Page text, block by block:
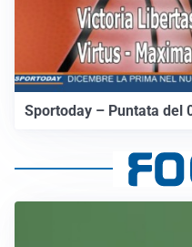
Sportoday – Puntata del